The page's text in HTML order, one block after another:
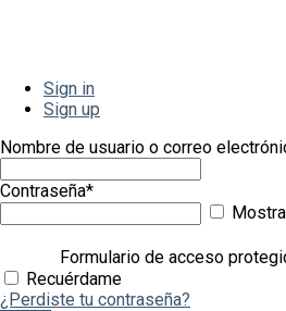
Sign in
Sign up
Nombre de usuario o correo
Contraseña*
Formulario de acceso
Recuérdame
¿Perdiste tu contraseña?